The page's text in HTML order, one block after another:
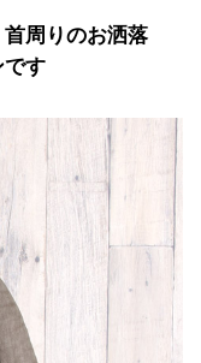
周りのお洒落
です